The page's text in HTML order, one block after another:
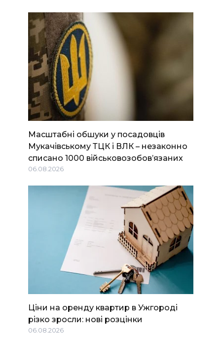
Масштабні обшуки у посадовців
Мукачівському ТЦК і ВЛК – незаконно
списано 1000 військовозобов’язаних
06.08.2026
Ціни на оренду квартир в Ужгороді
різко зросли: нові розцінки
06.08.2026